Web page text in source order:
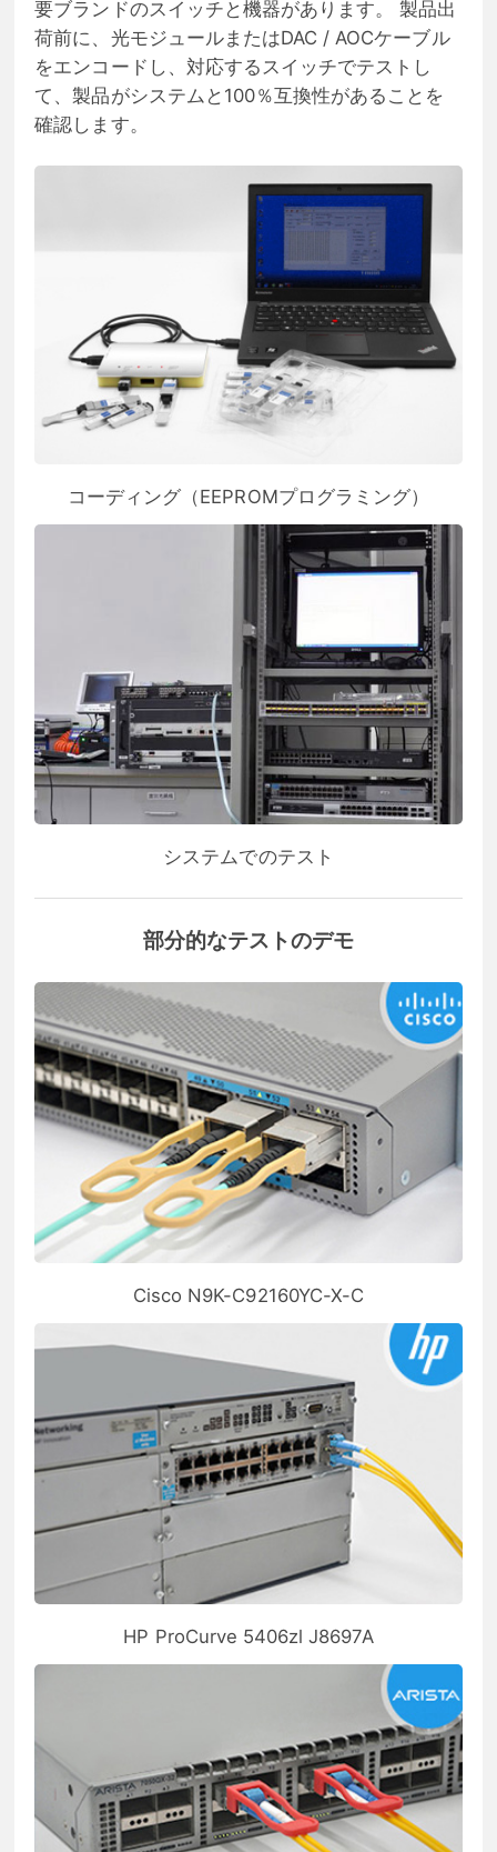
要ブランドのスイッチと機器があります。 製品出
荷前に、光モジュールまたはDAC / AOCケーブル
をエンコードし、対応するスイッチでテストし
て、製品がシステムと100％互換性があることを
確認します。
コーディング（EEPROMプログラミング）
システムでのテスト
部分的なテストのデモ
Cisco N9K-C92160YC-X-C
HP ProCurve 5406zl J8697A